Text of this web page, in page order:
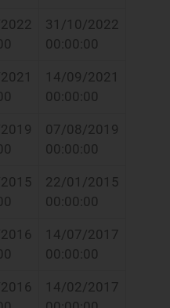
31/10/2022
00:00:00
14/09/2021
00:00:00
07/08/2019
00:00:00
22/01/2015
00:00:00
14/07/2017
00:00:00
14/02/2017